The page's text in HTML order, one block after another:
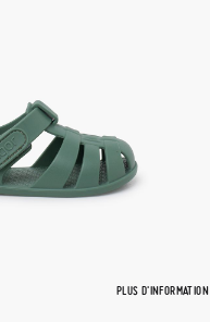
PLUS D'INFORMATION